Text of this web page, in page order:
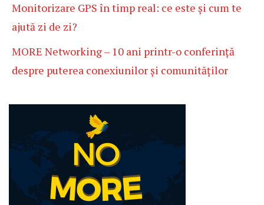
Monitorizare GPS în timp real: ce este și cum te
ajută zi de zi?
MORE Networking – 10 ani printr-o conferință
despre puterea conexiunilor și comunităților